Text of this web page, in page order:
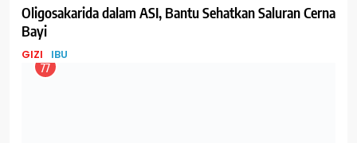
Oligosakarida dalam ASI, Bantu Sehatkan Saluran Cerna
Bayi
GIZI IBU
77